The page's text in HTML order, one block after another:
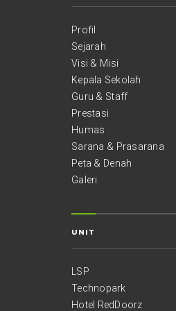
Profil
Sejarah
Visi & Misi
Kepala Sekolah
Guru & Staff
Prestasi
Humas
Sarana & Prasarana
Peta & Denah
Galeri
UNIT
LSP
Technopark
Hotel RedDoorz